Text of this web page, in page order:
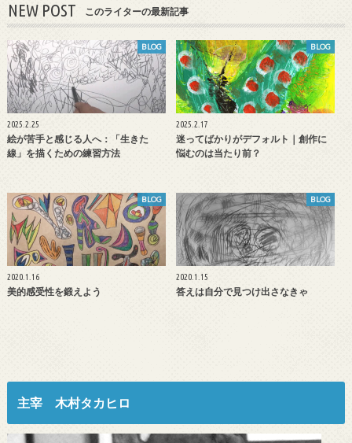
NEW POST このライターの最新記事
BLOG
2025.2.25
絵が苦手と感じる人へ：「生きた
線」を描くための練習方法
BLOG
2025.2.17
迷ってばかりがデフォルト｜創作に
悩むのは当たり前？
BLOG
2020.1.16
美的感受性を鍛えよう
BLOG
2020.1.15
答えは自分で見つけ出さなきゃ
主宰 木村タカヒロ